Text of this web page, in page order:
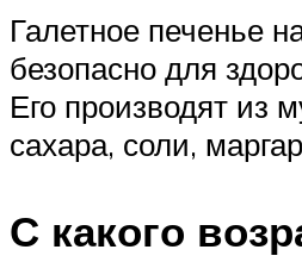
Галетное печенье
безопасно для
Его производят из
сахара, соли,
С какого